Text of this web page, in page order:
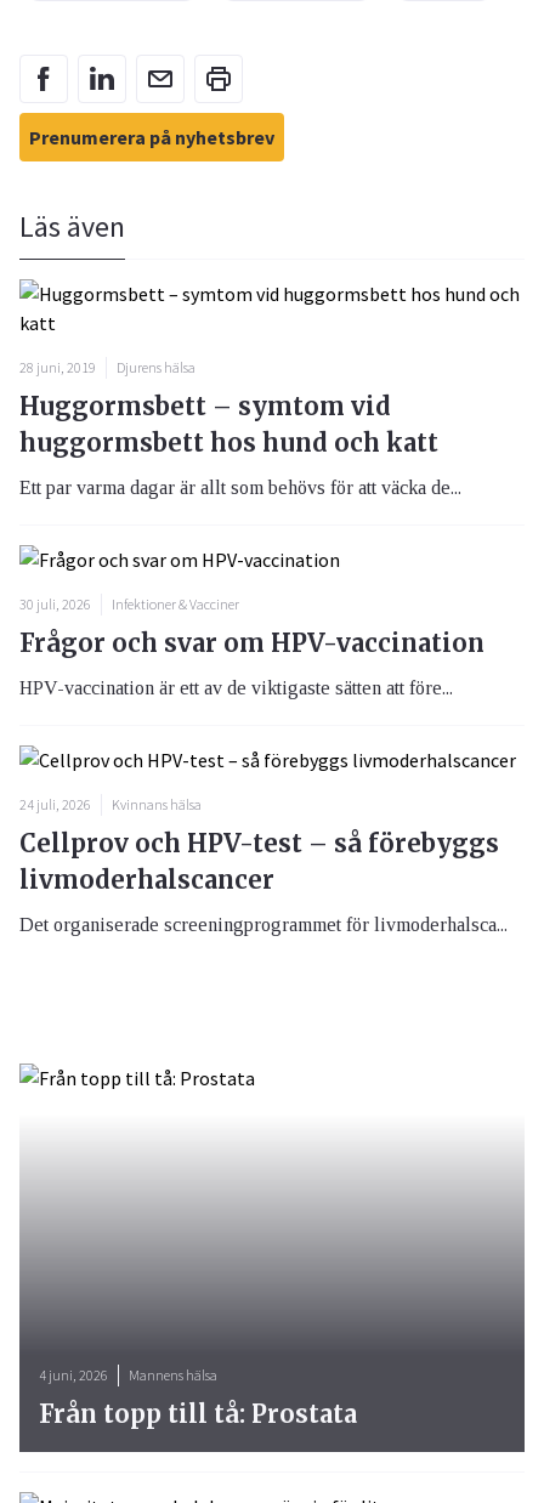
Prenumerera på nyhetsbrev
Läs även
28 juni, 2019 Djurens hälsa
Huggormsbett – symtom vid
huggormsbett hos hund och katt
Ett par varma dagar är allt som behövs för att väcka de...
30 juli, 2026 Infektioner & Vacciner
Frågor och svar om HPV-vaccination
HPV-vaccination är ett av de viktigaste sätten att före...
24 juli, 2026 Kvinnans hälsa
Cellprov och HPV-test – så förebyggs
livmoderhalscancer
Det organiserade screeningprogrammet för livmoderhalsca...
4 juni, 2026 Mannens hälsa
Från topp till tå: Prostata